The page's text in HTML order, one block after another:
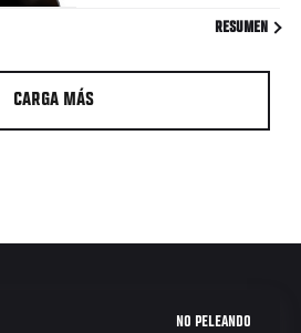
RESUMEN
CARGA MÁS
NO PELEANDO